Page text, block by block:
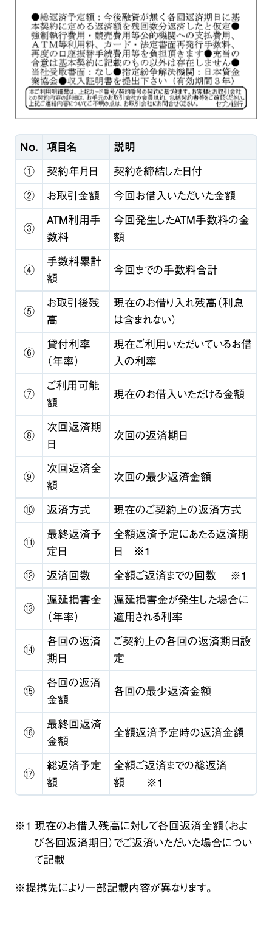
No. 項目名 説明
① 契約年月日
契約を締結した日付
②
お取引金額 今回お借入いただいた金額
③
ATM利用手
数料
今回発生したATM手数料の金
額
④
手数料累計
額
今回までの手数料合計
⑤
お取引後残
高
現在のお借り入れ残高（利息
は含まれない）
⑥
貸付利率
（年率）
現在ご利用いただいているお借
入の利率
⑦
ご利用可能
額
現在のお借入いただける金額
⑧
次回返済期
日
次回の返済期日
⑨
次回返済金
額
次回の最少返済金額
⑩ 返済方式 現在のご契約上の返済方式
⑪
最終返済予
定日
全額返済予定にあたる返済期
日 ※1
⑫
返済回数 全額ご返済までの回数 ※1
⑬
遅延損害金
（年率）
遅延損害金が発生した場合に
適用される利率
⑭
各回の返済
期日
ご契約上の各回の返済期日設
定
⑮
各回の返済
金額
各回の最少返済金額
⑯
最終回返済
金額
全額返済予定時の返済金額
⑰
総返済予定
額
全額ご返済までの総返済
額 ※1
※1 現在のお借入残高に対して各回返済金額（およ
び各回返済期日）でご返済いただいた場合につい
て記載
※提携先により一部記載内容が異なります。